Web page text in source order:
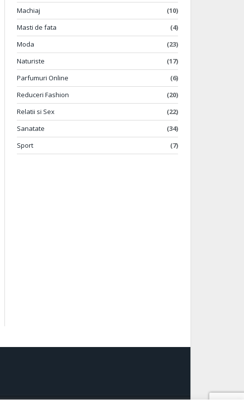
Machiaj
(10)
Masti de fata
(4)
Moda
(23)
Naturiste
(17)
Parfumuri Online
(6)
Reduceri Fashion
(20)
Relatii si Sex
(22)
Sanatate
(34)
Sport
(7)